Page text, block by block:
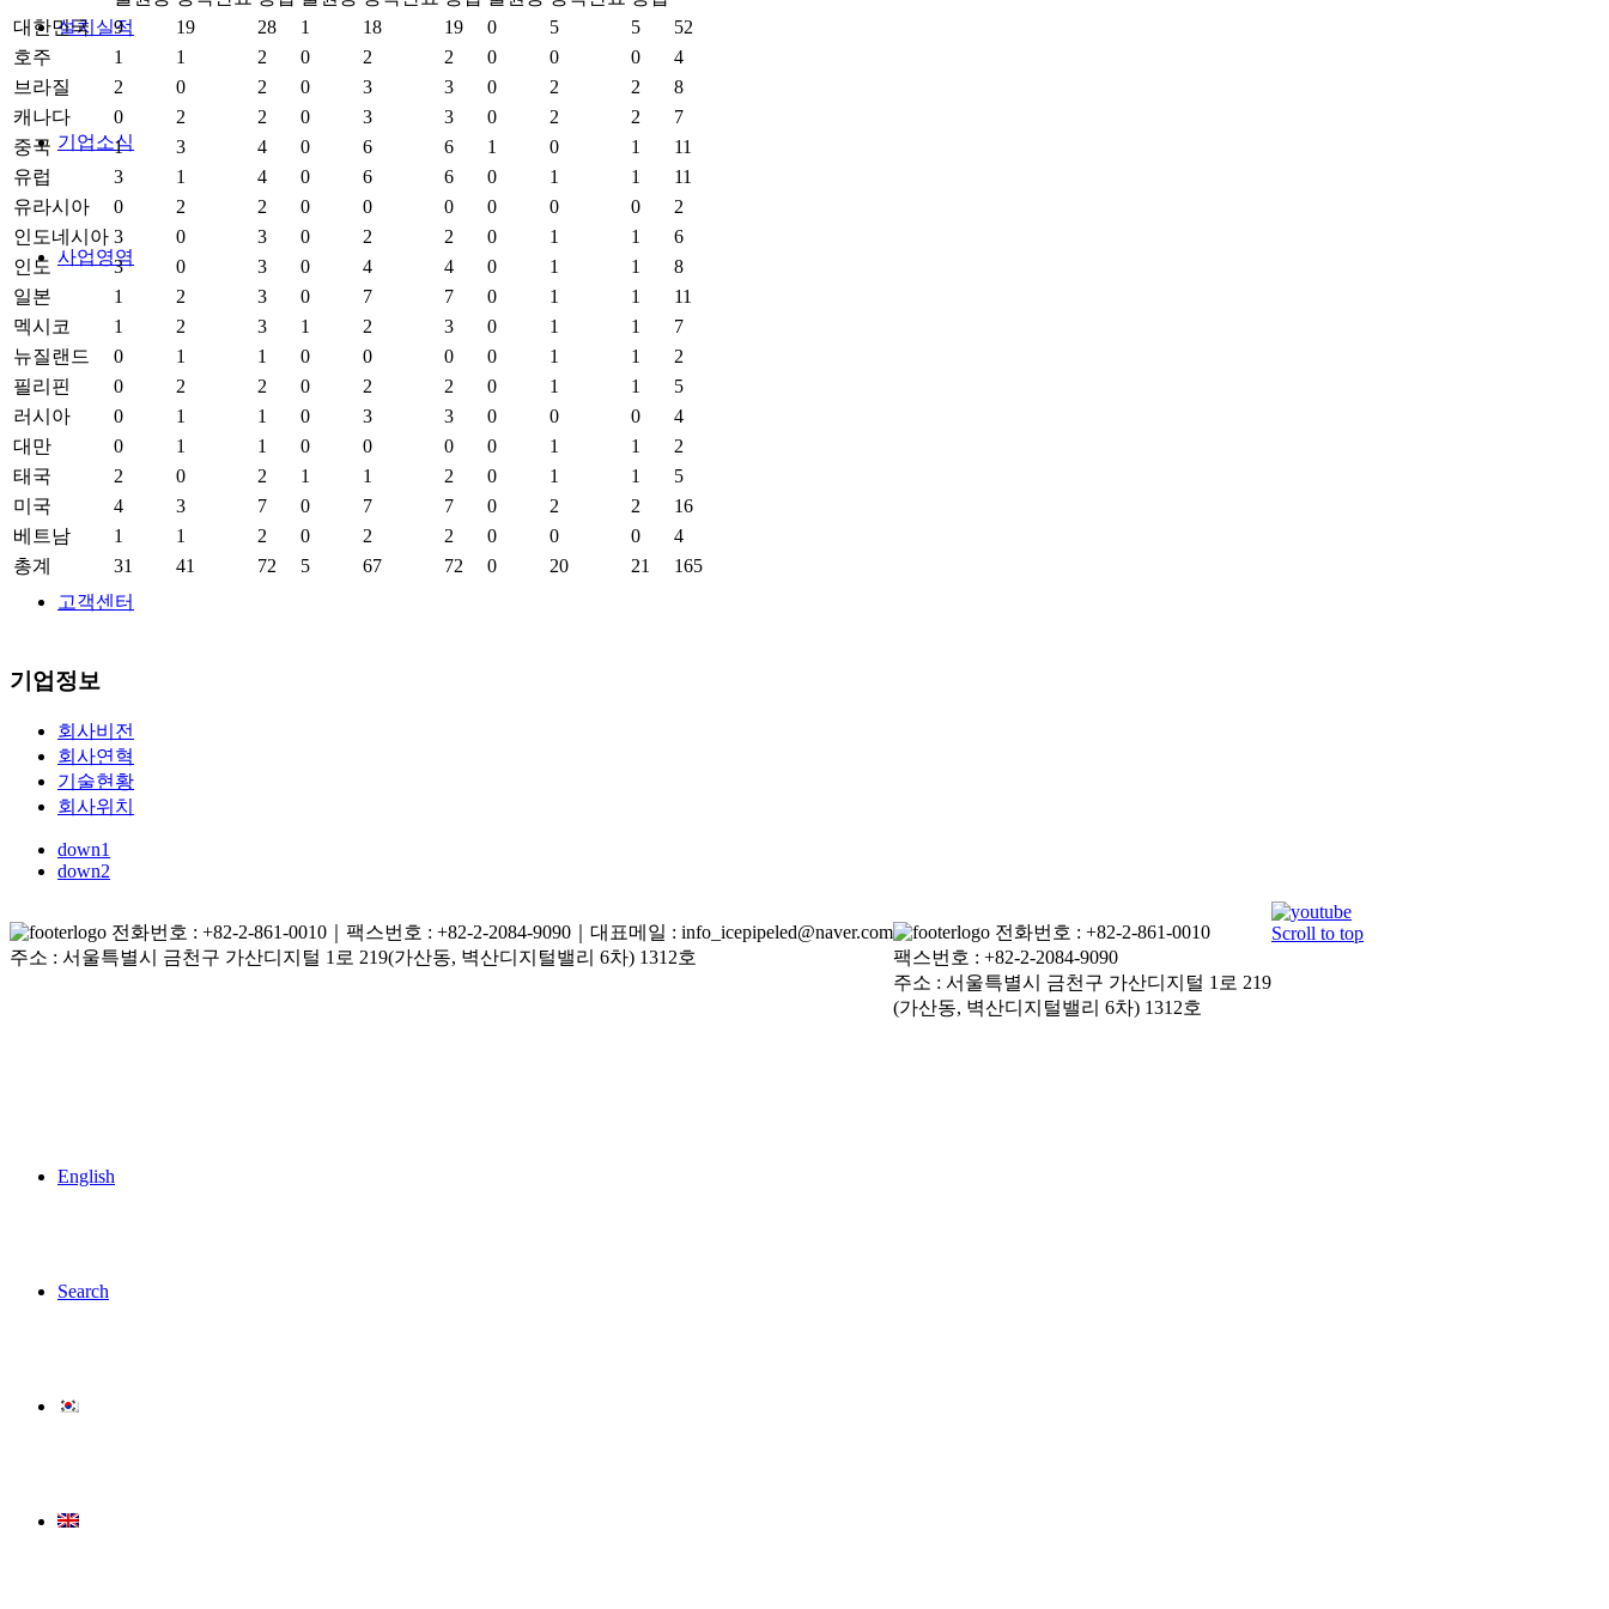
설치실적
기업소식
사업영역
고객센터
English
Search
대한민국
9 19 28 1 18 19 0 5 5
52
호주
1 1 2 0 2 2 0 0 0
4
브라질
2 0 2 0 3 3 0 2 2
8
캐나다
0 2 2 0 3 3 0 2 2
7
중국
1 3 4 0 6 6 1 0 1
11
유럽
3 1 4 0 6 6 0 1 1
11
유라시아
0 2 2 0 0 0 0 0 0
2
인도네시아 3 0 3 0 2 2 0 1 1
6
인도
3 0 3 0 4 4 0 1 1
8
일본
1 2 3 0 7 7 0 1 1
11
멕시코
1 2 3 1 2 3 0 1 1
7
뉴질랜드
0 1 1 0 0 0 0 1 1
2
필리핀
0 2 2 0 2 2 0 1 1
5
러시아
0 1 1 0 3 3 0 0 0
4
대만
0 1 1 0 0 0 0 1 1
2
태국
2 0 2 1 1 2 0 1 1
5
미국
4 3 7 0 7 7 0 2 2
16
베트남
1 1 2 0 2 2 0 0 0
4
총계
31 41 72 5 67 72 0 20 21 165
기업정보
회사비전
회사연혁
기술현황
회사위치
down1
down2
전화번호 : +82-2-861-0010｜팩스번호 : +82-2-2084-9090｜대표메일 : info_icepipeled@naver.com
주소 : 서울특별시 금천구 가산디지털 1로 219(가산동, 벽산디지털밸리 6차) 1312호
전화번호 : +82-2-861-0010
팩스번호 : +82-2-2084-9090
주소 : 서울특별시 금천구 가산디지털 1로 219
(가산동, 벽산디지털밸리 6차) 1312호
Scroll to top